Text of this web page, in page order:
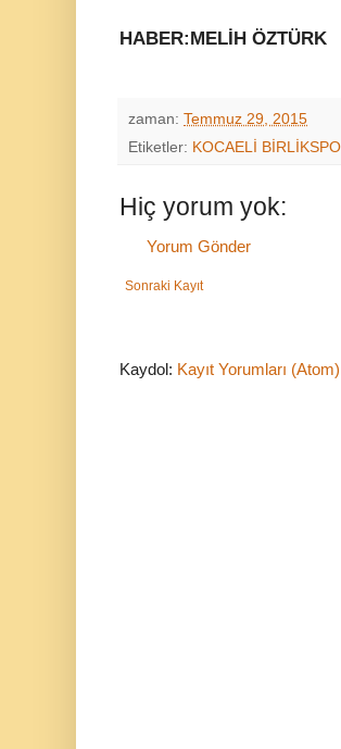
HABER:MELİH ÖZTÜRK
zaman: Temmuz 29, 2015
Etiketler: KOCAELİ
Hiç yorum yok:
Yorum Gönder
Sonraki Kayıt
Kaydol: Kayıt Yorumları (Atom)